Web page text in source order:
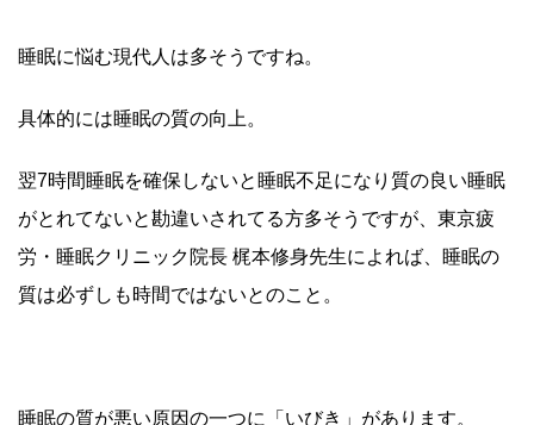
睡眠に悩む現代人は多そうですね。
具体的には睡眠の質の向上。
翌7時間睡眠を確保しないと睡眠不足になり質の良い睡眠
がとれてないと勘違いされてる方多そうですが、東京疲
労・睡眠クリニック院長 梶本修身先生によれば、睡眠の
質は必ずしも時間ではないとのこと。
睡眠の質が悪い原因の一つに「いびき」があります。